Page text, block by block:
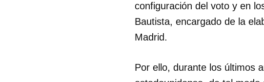
configuración del voto y en
Bautista, encargado de la
Madrid.
Por ello, durante los últimos